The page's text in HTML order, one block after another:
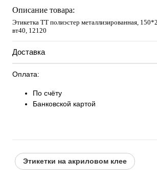
Описание товара:
Этикетка ТТ полиэстер металлизированная,
вт40, 12120
Доставка
Оплата:
По счёту
Банковской картой
Этикетки на акриловом клее